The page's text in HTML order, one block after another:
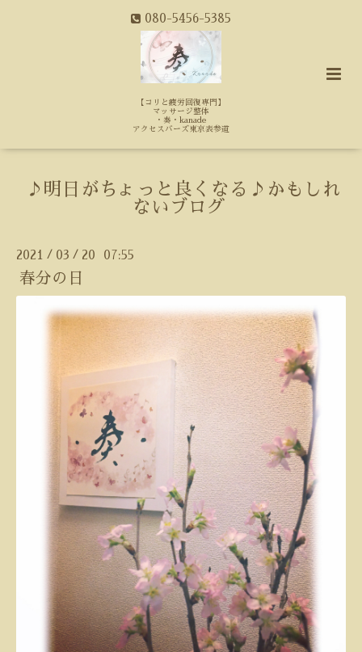
080-5456-5385
【コリと疲労回復専門】
マッサージ整体
・奏・kanade
アクセスバーズ東京表参道
♪明日がちょっと良くなる♪かもしれ
ないブログ
2021 / 03 / 20 07:55
春分の日